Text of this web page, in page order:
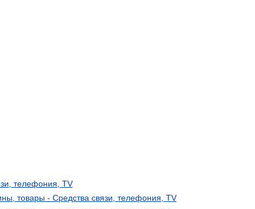
телефония, TV
- Средства связи, телефония, TV